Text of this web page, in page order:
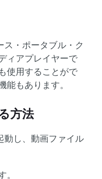
ス・ポータブル・ク
ィアプレイヤーで
使用することがで
能もあります。
方法
動し、動画ファイル
。